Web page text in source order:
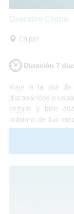
Descubre Chipre
Chipre
Duración 7
Viaje a la isla de
discapacidad o
seguro y bien
máximo de tus
pintorescas
grandes
relajarte en